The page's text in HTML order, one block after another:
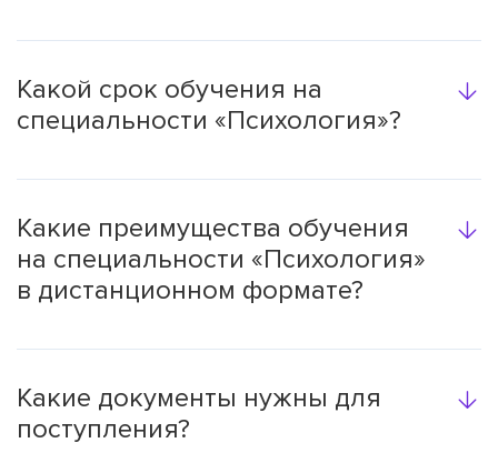
Какой срок обучения на
специальности «Психология»?
Какие преимущества обучения
на специальности «Психология»
в дистанционном формате?
Какие документы нужны для
поступления?